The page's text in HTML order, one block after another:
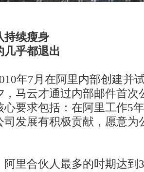
持续瘦身
几乎都退出
年7月在阿里内部创建并
，马云才通过内部邮件首次
心要求包括：在阿里工作5
司发展有积极贡献，愿意为
阿里合伙人最多的时期达到